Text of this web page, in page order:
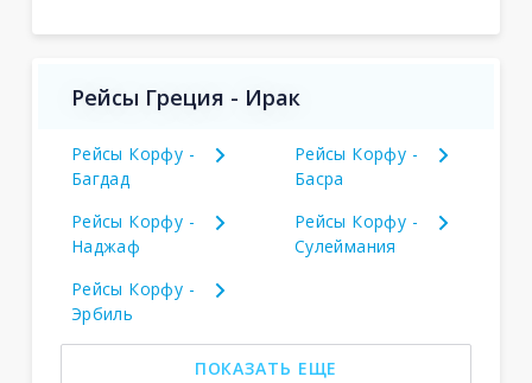
Рейсы Греция - Ирак
Рейсы Корфу -
Багдад
Рейсы Корфу -
Басра
Рейсы Корфу -
Наджаф
Рейсы Корфу -
Сулеймания
Рейсы Корфу -
Эрбиль
ПОКАЗАТЬ ЕЩЕ